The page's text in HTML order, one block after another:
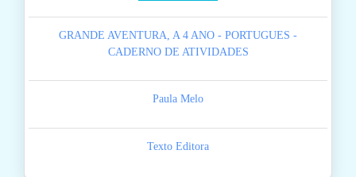
GRANDE AVENTURA, A 4 ANO - PORTUGUES -
CADERNO DE ATIVIDADES
Paula Melo
Texto Editora